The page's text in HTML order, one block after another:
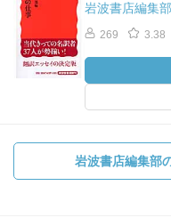
岩波書店編集部
269 3.38
岩波書店編集部